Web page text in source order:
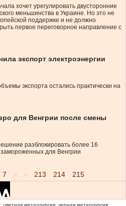
хочет урегулировать двусторонние
меньшинства в Украине. Но это не
поддержке и не должно
первое переговорное направление с
экспорт электроэнергии
экспорта остались практически на
для Венгрии после смены
разблокировать более 16
для Венгрии
7 <...> 213 214 215